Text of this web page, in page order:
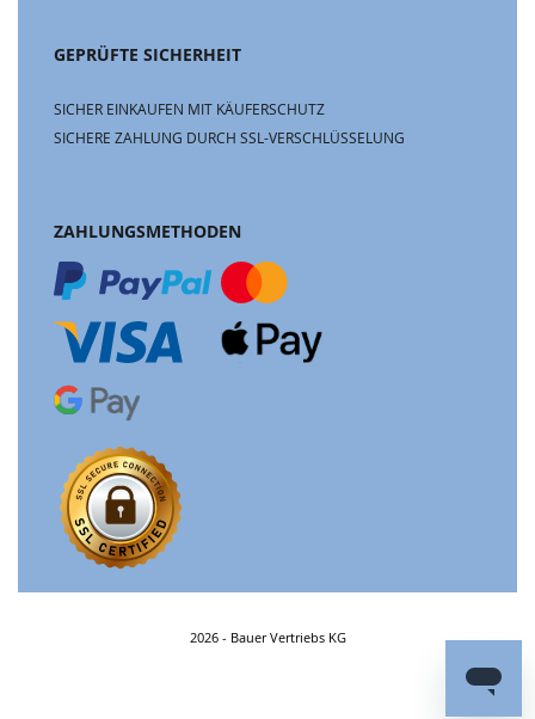
GEPRÜFTE SICHERHEIT
SICHER EINKAUFEN MIT KÄUFERSCHUTZ
SICHERE ZAHLUNG DURCH SSL-VERSCHLÜSSELUNG
ZAHLUNGSMETHODEN
2026 - Bauer Vertriebs KG